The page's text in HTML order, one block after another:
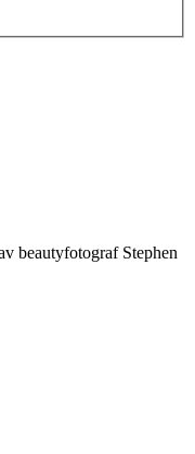
beautyfotograf Stephen